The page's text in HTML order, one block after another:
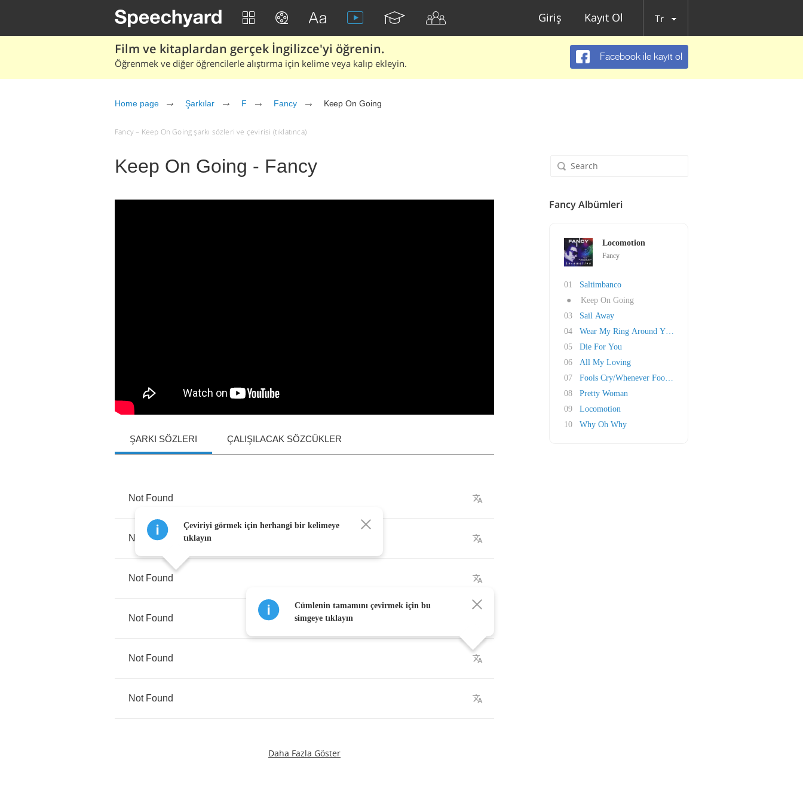
Giriş Kayıt Ol Tr
Film ve kitaplardan gerçek İngilizce'yi öğrenin.
Öğrenmek ve diğer öğrencilerle alıştırma için kelime veya kalıp ekleyin.
Facebook ile kayıt ol
Home page Şarkılar F Fancy Keep On Going
Fancy – Keep On Going şarkı sözleri ve çevirisi (tıklatınca)
Keep On Going - Fancy
ŞARKI SÖZLERI ÇALIŞILACAK SÖZCÜKLER
Not Found
Not Found
Not Found
Not Found
Not Found
Not Found
Daha Fazla Göster
Çeviriyi görmek için herhangi bir kelimeye
tıklayın
Cümlenin tamamını çevirmek için bu
simgeye tıklayın
Fancy Albümleri
Locomotion
Fancy
01
Saltimbanco
●
Keep On Going
03
Sail Away
04
Wear My Ring Around Your Neck
05
Die For You
06
All My Loving
07
Fools Cry/Whenever Fools Cry
08
Pretty Woman
09
Locomotion
10
Why Oh Why